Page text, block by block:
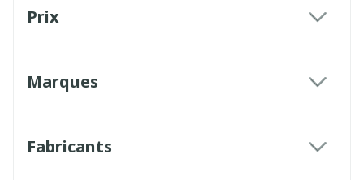
Prix
Marques
Fabricants